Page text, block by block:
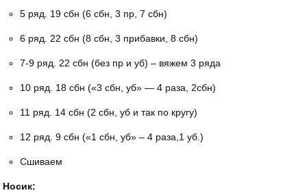
5 ряд. 19 сбн (6 сбн, 3 пр, 7 сбн)
6 ряд. 22 сбн (8 сбн, 3 прибавки, 8 сбн)
7-9 ряд. 22 сбн (без пр и уб) – вяжем 3 ряда
10 ряд. 18 сбн («3 сбн, уб» — 4 раза, 2сбн)
11 ряд. 14 сбн (2 сбн, уб и так по кругу)
12 ряд. 9 сбн («1 сбн, уб» – 4 раза,1 уб.)
Сшиваем
Носик: